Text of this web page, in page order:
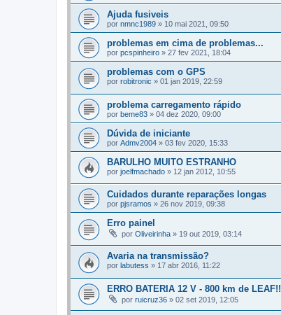
Ajuda fusiveis
por nmnc1989 » 10 mai 2021, 09:50
problemas em cima de problemas...
por pcspinheiro » 27 fev 2021, 18:04
problemas com o GPS
por robitronic » 01 jan 2019, 22:59
problema carregamento rápido
por beme83 » 04 dez 2020, 09:00
Dúvida de iniciante
por Admv2004 » 03 fev 2020, 15:33
BARULHO MUITO ESTRANHO
por joelfmachado » 12 jan 2012, 10:55
Cuidados durante reparações longas
por pjsramos » 26 nov 2019, 09:38
Erro painel
por Oliveirinha » 19 out 2019, 03:14
Avaria na transmissão?
por labutess » 17 abr 2016, 11:22
ERRO BATERIA 12 V - 800 km de LEAF!!
por ruicruz36 » 02 set 2019, 12:05